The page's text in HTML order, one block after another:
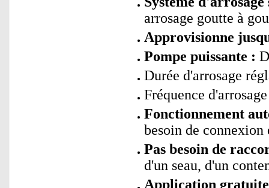
arrosage goutte à
Approvisionne
Pompe puissante :
Durée d'arrosage
Fréquence
Fonctionnement
besoin de connexion
Pas besoin de
d'un seau, d'un
Application